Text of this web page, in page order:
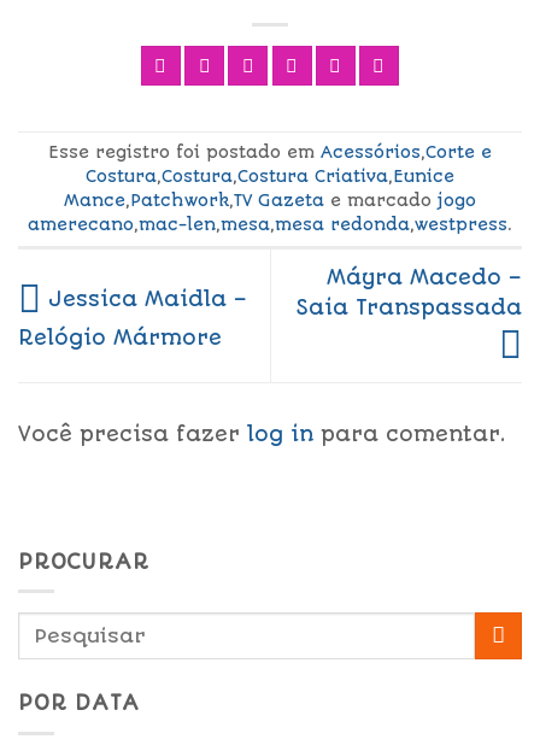
Esse registro foi postado em Acessórios,Corte e
Costura,Costura,Costura Criativa,Eunice
Mance,Patchwork,TV Gazeta e marcado jogo
amerecano,mac-len,mesa,mesa redonda,westpress.
Jessica Maidla –
Relógio Mármore
Máyra Macedo –
Saia Transpassada
Você precisa fazer log in para comentar.
PROCURAR
POR DATA